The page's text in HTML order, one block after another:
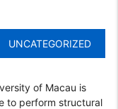
UNCATEGORIZED
of Macau is
to perform structural